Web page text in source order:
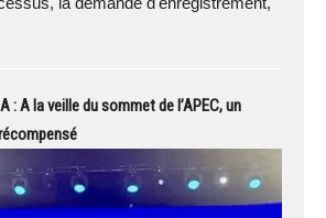
: A la veille du sommet de l’APEC, un